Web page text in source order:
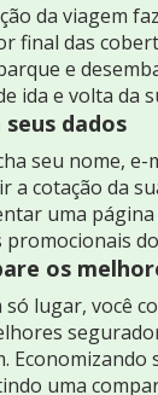
da viagem
final das
e
ida e volta da
seus dados
seu nome, e-
a cotação da
uma
promocionais
os
só lugar, você
Economizando
uma